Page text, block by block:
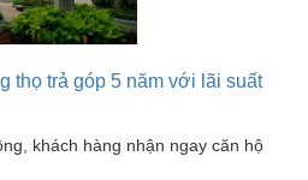
thọ trả góp 5 năm với lãi suất
khách hàng nhận ngay căn hộ